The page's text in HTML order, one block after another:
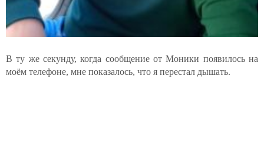
В ту же секунду, когда сообщение от Моники появилось на
моём телефоне, мне показалось, что я перестал дышать.